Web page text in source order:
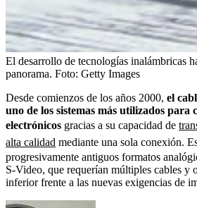
El desarrollo de tecnologías inalámbricas
panorama. Foto: Getty Images
Desde comienzos de los años 2000, el
uno de los sistemas más utilizados para
electrónicos gracias a su capacidad de
alta calidad mediante una sola conexión.
progresivamente antiguos formatos
S-Video, que requerían múltiples cables y
inferior frente a las nuevas exigencias de